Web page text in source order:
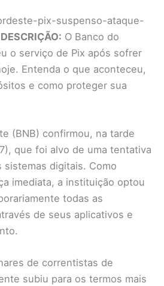
pix-suspenso-ataque-
O Banco do
o serviço de Pix após sofrer
Entenda o que aconteceu,
e como proteger sua
(BNB) confirmou, na tarde
que foi alvo de uma tentativa
sistemas digitais. Como
imediata, a instituição optou
todas as
de seus aplicativos e
de correntistas de
subiu para os termos mais